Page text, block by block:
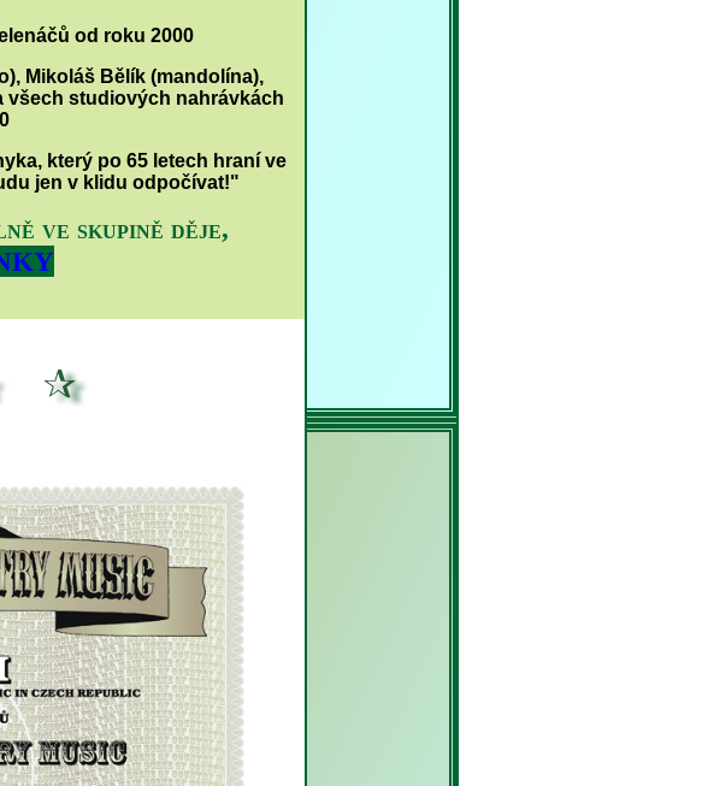
od roku 2000
Mikoláš Bělík (mandolína),
všech studiových nahrávkách
který po 65 letech hraní ve
jen v klidu odpočívat!"
ve skupině děje,